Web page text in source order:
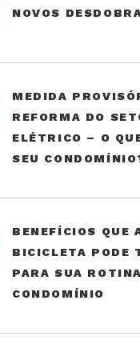
NOVOS
MEDIDA
REFORMA DO
ELÉTRICO – O
SEU
BENEFÍCIOS QUE
BICICLETA PODE
PARA SUA
CONDOMÍNIO